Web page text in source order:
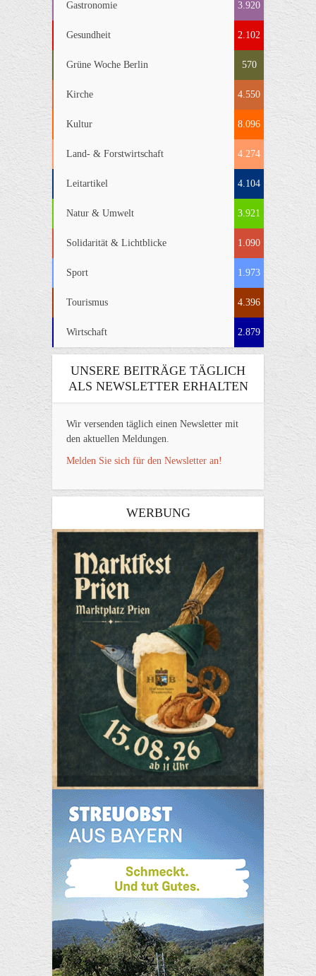
Gastronomie 3.920
Gesundheit 2.102
Grüne Woche Berlin 570
Kirche 4.550
Kultur 8.096
Land- & Forstwirtschaft 4.274
Leitartikel 4.104
Natur & Umwelt 3.921
Solidarität & Lichtblicke 1.090
Sport 1.973
Tourismus 4.396
Wirtschaft 2.879
UNSERE BEITRÄGE TÄGLICH
ALS NEWSLETTER ERHALTEN
Wir versenden täglich einen Newsletter mit
den aktuellen Meldungen.
Melden Sie sich für den Newsletter an!
WERBUNG